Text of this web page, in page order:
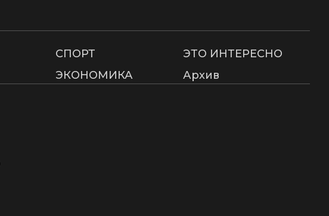
СПОРТ
ЭТО ИНТЕРЕСНО
ЭКОНОМИКА Архив